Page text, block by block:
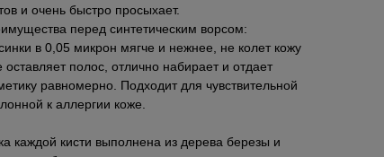
и очень быстро просыхает.
перед синтетическим ворсом:
в 0,05 микрон мягче и нежнее, не колет кожу
оставляет полос, отлично набирает и отдает
равномерно. Подходит для чувствительной
к аллергии коже.
каждой кисти выполнена из дерева березы и